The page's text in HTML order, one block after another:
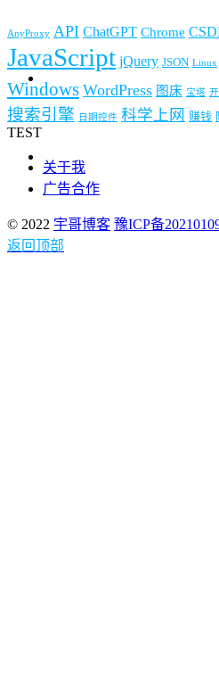
AnyProxy API ChatGPT Chrome
JavaScript jQuery JSON Linux
Windows WordPress 图床 宝塔
搜索引擎 日期控件 科学上网 赚钱
TEST
关于我
广告合作
© 2022 宇哥博客 豫ICP备
返回顶部